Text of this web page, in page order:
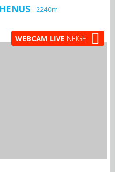
- 2240m
WEBCAM LIVE NEIGE